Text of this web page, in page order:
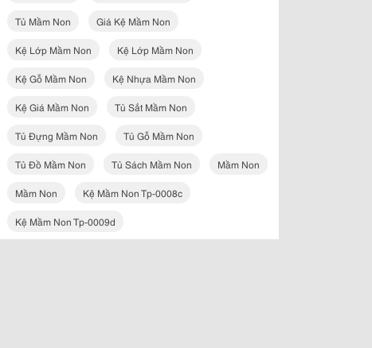
Tủ Mầm Non Giá Kệ Mầm Non
Kệ Lớp Mầm Non Kệ Lớp Mầm Non
Kệ Gỗ Mầm Non Kệ Nhựa Mầm Non
Kệ Giá Mầm Non Tủ Sắt Mầm Non
Tủ Đựng Mầm Non Tủ Gỗ Mầm Non
Tủ Đồ Mầm Non Tủ Sách Mầm Non Mầm Non
Mầm Non Kệ Mầm Non Tp-0008c
Kệ Mầm Non Tp-0009d